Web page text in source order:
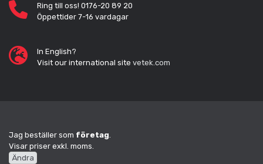
Ring till oss! 0176-20 89 20
Öppettider 7-16 vardagar
In English?
Visit our international site vetek.com
Jag beställer som företag
Visar priser exkl. moms.
Ändra